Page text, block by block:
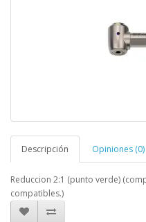
Descripción Opiniones (0)
Reduccion 2:1 (punto verde)
compatibles.)